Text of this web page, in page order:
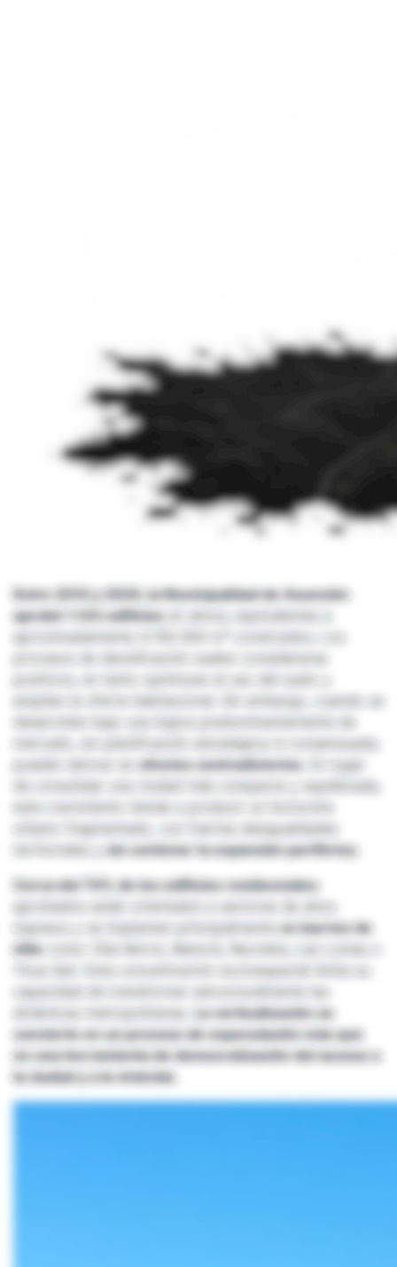
Entre 2015 y 2025, la Municipalidad de Asunción
aprobó 1.123 edificios en altura, equivalentes a
aproximadamente 4.792.000 m² construidos. Los
procesos de densificación suelen considerarse
positivos, en tanto optimizan el uso del suelo y
amplían la oferta habitacional. Sin embargo, cuando se
desarrollan bajo una lógica predominantemente de
mercado, sin planificación estratégica ni consensuada,
pueden derivar en efectos contradictorios . En lugar
de consolidar una ciudad más compacta y equilibrada,
este crecimiento tiende a producir un horizonte
urbano fragmentado, con fuertes desigualdades
territoriales y
sin contener la expansión periférica.
Cerca del 70% de los edificios residenciales
aprobados están orientados a sectores de altos
ingresos y se implantan principalmente en barrios de
élite como Villa Morra, Manorá, Recoleta, Las Lomas o
Ykua Satí. Esta concentración socioespacial limita su
capacidad de transformar estructuralmente las
dinámicas metropolitanas.
La verticalización se
convierte en un proceso de especulación más que
en una herramienta de democratización del acceso a
la ciudad y a la vivienda.